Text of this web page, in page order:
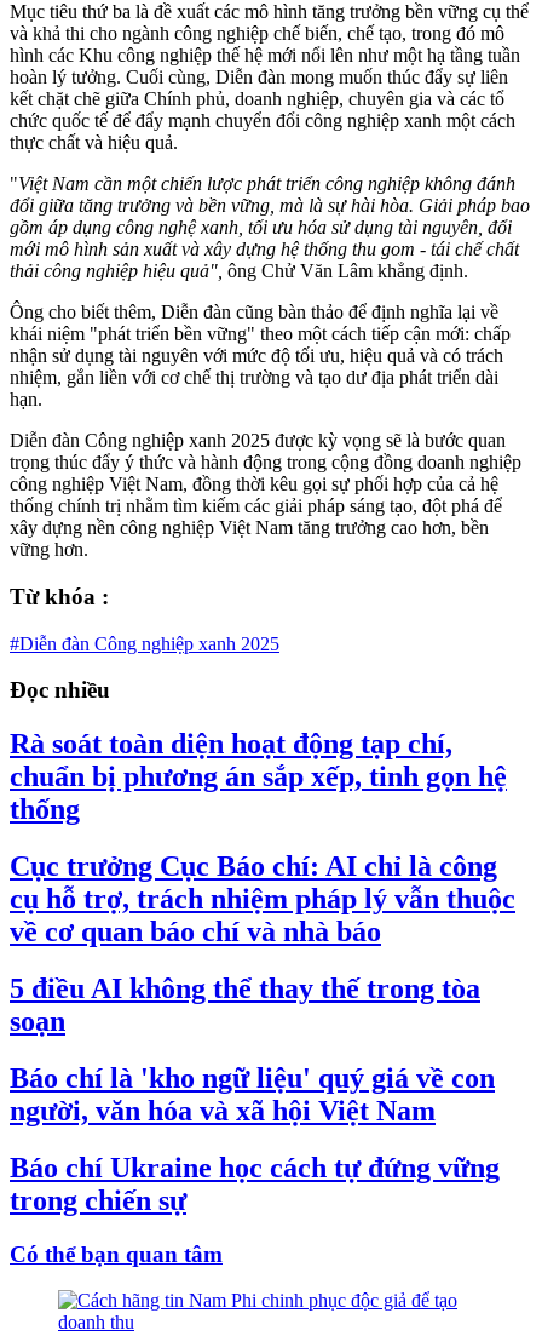
Mục tiêu thứ ba là đề xuất các mô hình tăng trưởng bền vững cụ thể
và khả thi cho ngành công nghiệp chế biến, chế tạo, trong đó mô
hình các Khu công nghiệp thế hệ mới nổi lên như một hạ tầng tuần
hoàn lý tưởng. Cuối cùng, Diễn đàn mong muốn thúc đẩy sự liên
kết chặt chẽ giữa Chính phủ, doanh nghiệp, chuyên gia và các tổ
chức quốc tế để đẩy mạnh chuyển đổi công nghiệp xanh một cách
thực chất và hiệu quả.
"Việt Nam cần một chiến lược phát triển công nghiệp không đánh
đổi giữa tăng trưởng và bền vững, mà là sự hài hòa. Giải pháp bao
gồm áp dụng công nghệ xanh, tối ưu hóa sử dụng tài nguyên, đổi
mới mô hình sản xuất và xây dựng hệ thống thu gom - tái chế chất
thải công nghiệp hiệu quả", ông Chử Văn Lâm khẳng định.
Ông cho biết thêm, Diễn đàn cũng bàn thảo để định nghĩa lại về
khái niệm "phát triển bền vững" theo một cách tiếp cận mới: chấp
nhận sử dụng tài nguyên với mức độ tối ưu, hiệu quả và có trách
nhiệm, gắn liền với cơ chế thị trường và tạo dư địa phát triển dài
hạn.
Diễn đàn Công nghiệp xanh 2025 được kỳ vọng sẽ là bước quan
trọng thúc đẩy ý thức và hành động trong cộng đồng doanh nghiệp
công nghiệp Việt Nam, đồng thời kêu gọi sự phối hợp của cả hệ
thống chính trị nhằm tìm kiếm các giải pháp sáng tạo, đột phá để
xây dựng nền công nghiệp Việt Nam tăng trưởng cao hơn, bền
vững hơn.
Từ khóa :
#Diễn đàn Công nghiệp xanh 2025
Đọc nhiều
Rà soát toàn diện hoạt động tạp chí,
chuẩn bị phương án sắp xếp, tinh gọn hệ
thống
Cục trưởng Cục Báo chí: AI chỉ là công
cụ hỗ trợ, trách nhiệm pháp lý vẫn thuộc
về cơ quan báo chí và nhà báo
5 điều AI không thể thay thế trong tòa
soạn
Báo chí là 'kho ngữ liệu' quý giá về con
người, văn hóa và xã hội Việt Nam
Báo chí Ukraine học cách tự đứng vững
trong chiến sự
Có thể bạn quan tâm